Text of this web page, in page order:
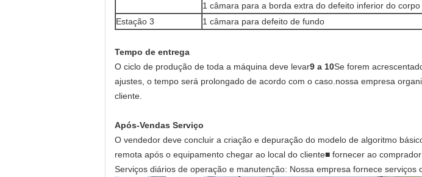
1 câmara para a borda extra do defeito inferior do corpo
Estação 3
1 câmara para defeito de fundo
Tempo de entrega
O ciclo de produção de toda a máquina deve levar9 a 10Se forem
ajustes, o tempo será prolongado de acordo com o caso.nossa empresa
cliente.
Após-Vendas Serviço
O vendedor deve concluir a criação e depuração do modelo de algoritmo
remota após o equipamento chegar ao local do cliente■ fornecer ao
Serviços diários de operação e manutenção: Nossa empresa fornece serviços